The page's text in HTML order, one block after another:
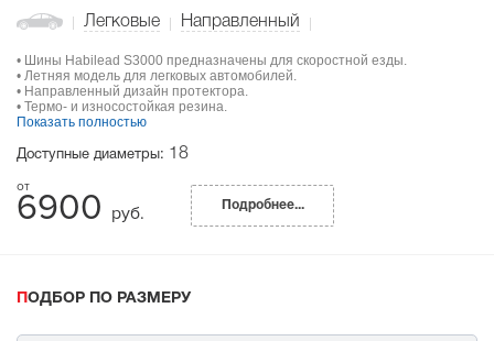
Легковые Направленный
• Шины Habilead S3000 предназначены для скоростной езды.
• Летняя модель для легковых автомобилей.
• Направленный дизайн протектора.
• Термо- и износостойкая резина.
Показать полностью
Доступные диаметры: 18
6900 руб. Подробнее...
ПОДБОР ПО РАЗМЕРУ